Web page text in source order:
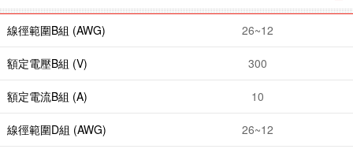
線徑範圍B組 (AWG) 26~12
額定電壓B組 (V) 300
額定電流B組 (A) 10
線徑範圍D組 (AWG) 26~12